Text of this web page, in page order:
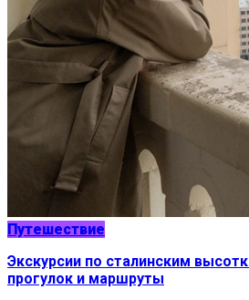
Путешествие
Экскурсии по сталинским
прогулок и маршруты